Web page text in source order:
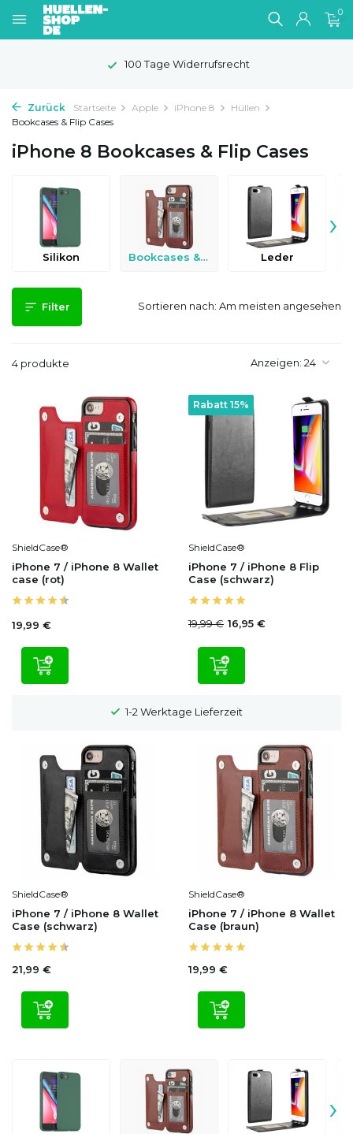
0
100 Tage Widerrufsrecht
Zurück Startseite Apple iPhone 8
Hüllen
Bookcases & Flip Cases
iPhone 8 Bookcases & Flip Cases
Silikon Bookcases & Flip Cases Leder
›
Filter
4 produkte Anzeigen:
Sortieren nach:
ShieldCase®
iPhone 7 / iPhone 8 Wallet
case (rot)
19,99 €
Rabatt 15%
ShieldCase®
iPhone 7 / iPhone 8 Flip
Case (schwarz)
19,99 € 16,95 €
1-2 Werktage Lieferzeit
ShieldCase®
iPhone 7 / iPhone 8 Wallet
Case (schwarz)
21,99 €
ShieldCase®
iPhone 7 / iPhone 8 Wallet
Case (braun)
19,99 €
›